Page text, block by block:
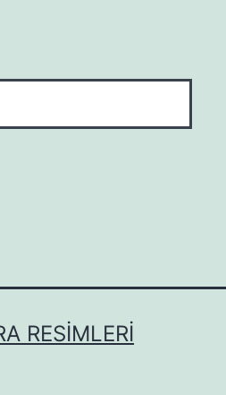
RESIMLERI